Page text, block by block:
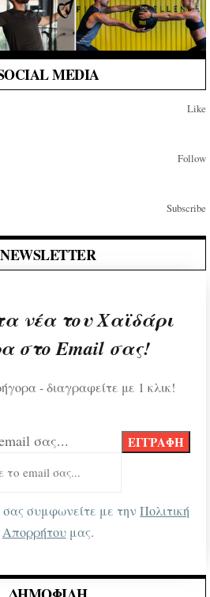
MEDIA
Like
Follow
Subscribe
NEWSLETTER
νέα του Χαϊδάρι
στο Email σας!
- διαγραφείτε με 1 κλικ!
σας...
συμφωνείτε με τηνΠολιτική
Απορρήτουμας.